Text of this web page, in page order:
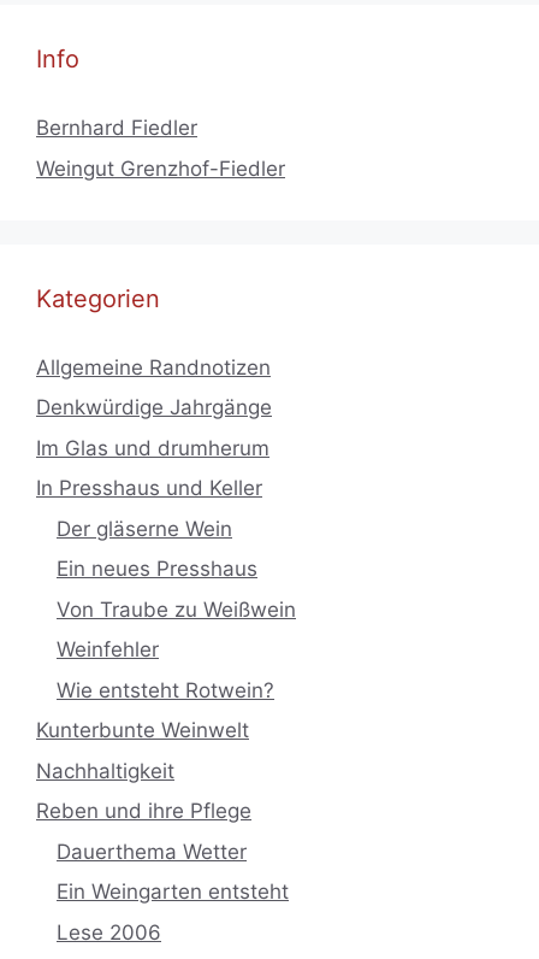
Info
Bernhard Fiedler
Weingut Grenzhof-Fiedler
Kategorien
Allgemeine Randnotizen
Denkwürdige Jahrgänge
Im Glas und drumherum
In Presshaus und Keller
Der gläserne Wein
Ein neues Presshaus
Von Traube zu Weißwein
Weinfehler
Wie entsteht Rotwein?
Kunterbunte Weinwelt
Nachhaltigkeit
Reben und ihre Pflege
Dauerthema Wetter
Ein Weingarten entsteht
Lese 2006